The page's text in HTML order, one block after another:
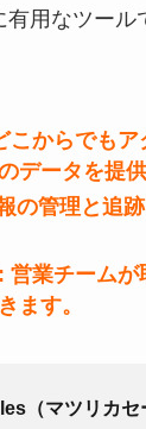
用なツール
こからでもア
データを提供
の管理と追
営業チームが
ます。
（マツリカセ